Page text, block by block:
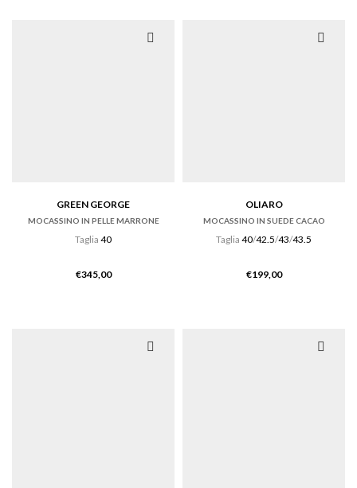
GREEN GEORGE
MOCASSINO IN PELLE MARRONE
Taglia 40
€345,00
OLIARO
MOCASSINO IN SUEDE CACAO
Taglia 40/42.5/43/43.5
€199,00